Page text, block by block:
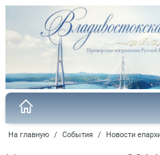
На главную / События / Новости